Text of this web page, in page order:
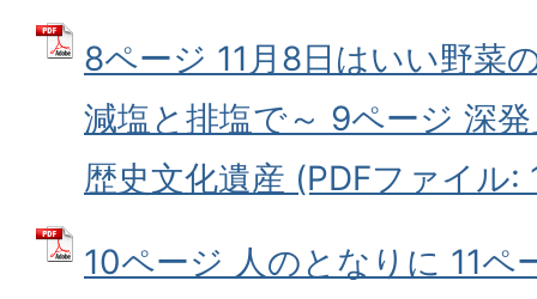
8ページ 11月8日はいい野菜
減塩と排塩で～ 9ページ 深
歴史文化遺産 (PDFファイル:
10ページ 人のとなりに 11ペ